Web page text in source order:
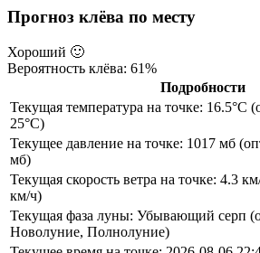
Прогноз клёва по месту
Хороший 🙂
Вероятность клёва: 61%
Подробности
Текущая температура на точке: 16.5°C
25°C)
Текущее давление на точке: 1017 мб
мб)
Текущая скорость ветра на точке: 4.3
км/ч)
Текущая фаза луны: Убывающий серп
Новолуние, Полнолуние)